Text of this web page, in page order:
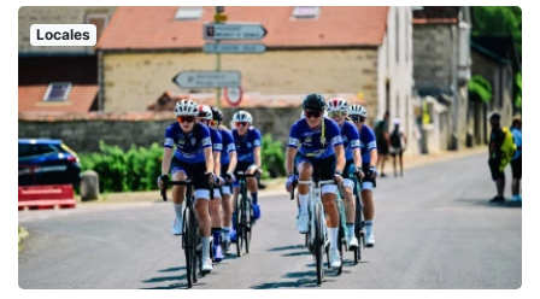
Locales